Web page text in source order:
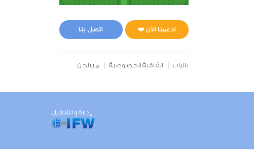
ادعمنا الآن ❤️ اتصل بنا
بانرات اتفاقية الخصوصية من نحن
إدارة و تشغيل